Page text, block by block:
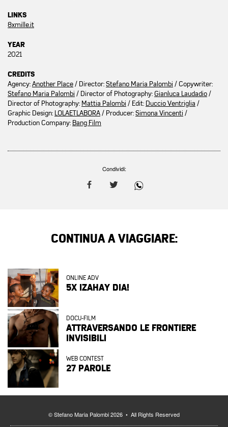
LINKS
8xmille.it
YEAR
2021
CREDITS
Agency:Another Place/ Director:Stefano Maria Palombi / Copywriter:
Stefano Maria Palombi / Director of Photography:Gianluca Laudadio/
Director of Photography: Mattia Palombi / Edit: Duccio Ventriglia /
Graphic Design: LOLAETLABORA/ Producer:Simona Vincenti /
Production Company: Bang Film
Condividi:
CONTINUA A VIAGGIARE:
ONLINE ADV
5X IZAHAY DIA!
DOCU-FILM
ATTRAVERSANDO LE FRONTIERE
INVISIBILI
WEB CONTEST
27 PAROLE
© Stefano Maria Palombi 2026 • All Rights Reserved